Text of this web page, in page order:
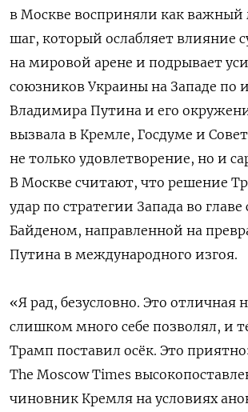
в Москве восприняли как
шаг, который ослабляет влияние
на мировой арене и подрывает
союзников Украины на Западе по
Владимира Путина и его
вызвала в Кремле, Госдуме и
не только удовлетворение, но и
В Москве считают, что решение
удар по стратегии Запада во
Байденом, направленной на
Путина в международного изгоя.
«Я рад, безусловно. Это отличная
слишком много себе позволял, и
Трамп поставил осёк. Это
The Moscow Times
чиновник Кремля на условиях